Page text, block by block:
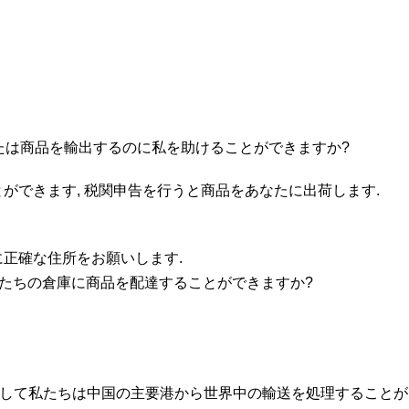
商品を輸出するのに私を助けることができますか?
できます, 税関申告を行うと商品をあなたに出荷します.
確な住所をお願いします.
ちの倉庫に商品を配達することができますか?
て私たちは中国の主要港から世界中の輸送を処理すること